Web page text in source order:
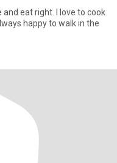
and eat right. I love to cook
happy to walk in the